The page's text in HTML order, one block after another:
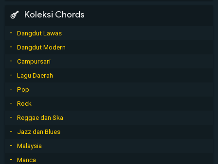
Koleksi Chords
Dangdut Lawas
Dangdut Modern
Campursari
Lagu Daerah
Pop
Rock
Reggae dan Ska
Jazz dan Blues
Malaysia
Manca